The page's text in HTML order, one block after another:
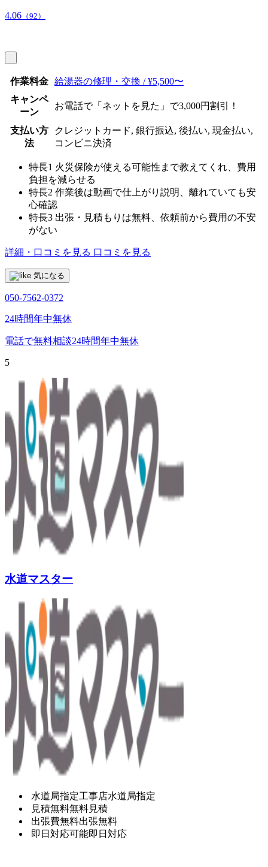
4.06 （92）
作業料金 給湯器の修理・交換 / ¥5,500〜
キャンペ
ーン
お電話で「ネットを見た」で3,000円割引！
支払い方
法
クレジットカード, 銀行振込, 後払い, 現金払い,
コンビニ決済
特長1 火災保険が使える可能性まで教えてくれ、費用
負担を減らせる
特長2 作業後は動画で仕上がり説明、離れていても安
心確認
特長3 出張・見積もりは無料、依頼前から費用の不安
がない
詳細・口コミを見る 口コミを見る
気になる
050-7562-0372
24時間年中無休
電話で無料相談24時間年中無休
5
水道マスター
水道局指定工事店水道局指定
見積無料無料見積
出張費無料出張無料
即日対応可能即日対応